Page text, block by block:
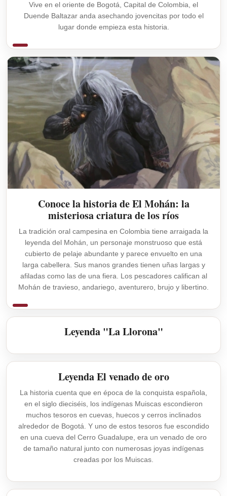
Vive en el oriente de Bogotá, Capital de Colombia, el
Duende Baltazar anda asechando jovencitas por todo el
lugar donde empieza esta historia.
Conoce la historia de El Mohán: la
misteriosa criatura de los ríos
La tradición oral campesina en Colombia tiene arraigada la
leyenda del Mohán, un personaje monstruoso que está
cubierto de pelaje abundante y parece envuelto en una
larga cabellera. Sus manos grandes tienen uñas largas y
afiladas como las de una fiera. Los pescadores califican al
Mohán de travieso, andariego, aventurero, brujo y libertino.
Leyenda "La Llorona"
Leyenda El venado de oro
La historia cuenta que en época de la conquista española,
en el siglo dieciséis, los indígenas Muiscas escondieron
muchos tesoros en cuevas, huecos y cerros inclinados
alrededor de Bogotá. Y uno de estos tesoros fue escondido
en una cueva del Cerro Guadalupe, era un venado de oro
de tamaño natural junto con numerosas joyas indígenas
creadas por los Muiscas.